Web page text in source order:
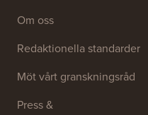
Om oss
Redaktionella standarder
Möt vårt granskningsråd
Press &